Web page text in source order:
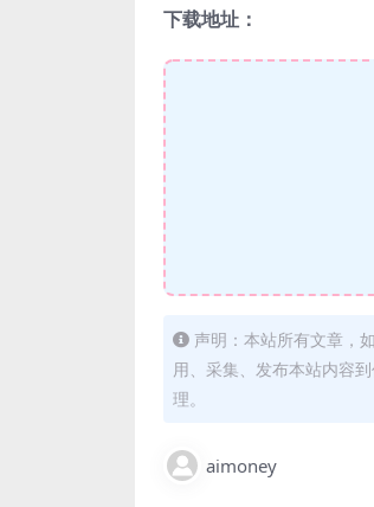
下载地址：
声明：本站所有文章，
用、采集、发布本站内容
理。
aimoney